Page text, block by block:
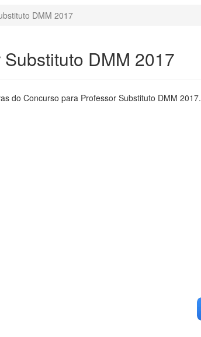
DMM 2017
DMM 2017
do Concurso para Professor Substituto DMM 2017.